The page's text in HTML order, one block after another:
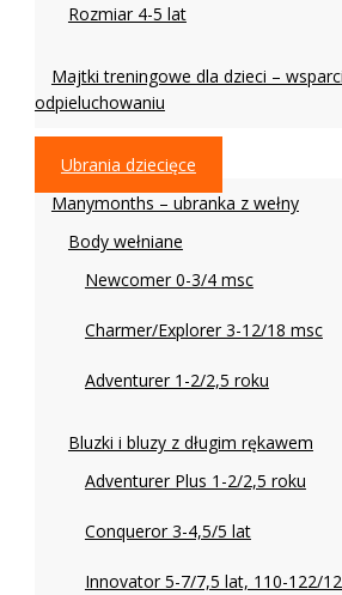
Rozmiar 4-5 lat
Majtki treningowe dla dzieci –
odpieluchowaniu
Ubrania dziecięce
Manymonths – ubranka z wełny
Body wełniane
Newcomer 0-3/4 msc
Charmer/Explorer 3-12/18 msc
Adventurer 1-2/2,5 roku
Bluzki i bluzy z długim rękawem
Adventurer Plus 1-2/2,5 roku
Conqueror 3-4,5/5 lat
Innovator 5-7/7,5 lat, 110-122/